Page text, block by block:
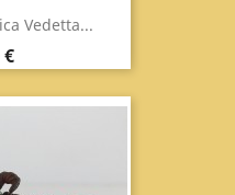
Vedetta...